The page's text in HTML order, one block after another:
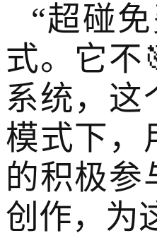
“超碰
式。它不
系统，这
模式下，
的积极参
创作，为